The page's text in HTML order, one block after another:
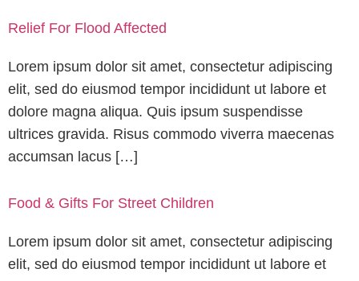
Relief For Flood Affected
Lorem ipsum dolor sit amet, consectetur adipiscing
elit, sed do eiusmod tempor incididunt ut labore et
dolore magna aliqua. Quis ipsum suspendisse
ultrices gravida. Risus commodo viverra maecenas
accumsan lacus […]
Food & Gifts For Street Children
Lorem ipsum dolor sit amet, consectetur adipiscing
elit, sed do eiusmod tempor incididunt ut labore et